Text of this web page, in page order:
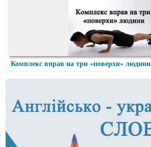
Комплекс вправ на три «поверхи» людини